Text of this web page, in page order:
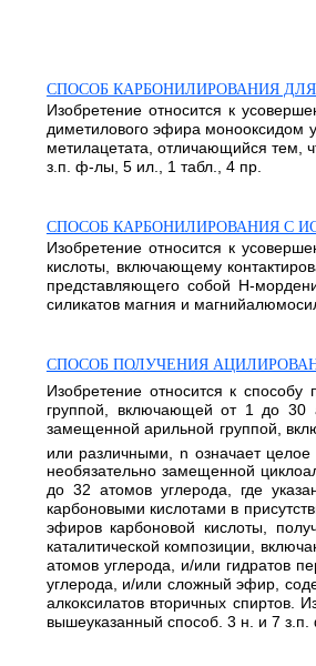
СПОСОБ КАРБОНИЛИРОВАНИЯ
Изобретение относится к
диметилового эфира монооксидом
метилацетата, отличающийся тем,
з.п. ф-лы, 5 ил., 1 табл., 4 пр.
СПОСОБ КАРБОНИЛИРОВАНИЯ С
Изобретение относится к
кислоты, включающему
представляющего собой Н-
силикатов магния и
СПОСОБ ПОЛУЧЕНИЯ
Изобретение относится к
группой, включающей от 1 до 30
замещенной арильной группой,
или различными, n означает
необязательно замещенной
до 32 атомов углерода, где
карбоновыми кислотами в
эфиров карбоновой кислоты,
каталитической композиции,
атомов углерода, и/или гидратов
углерода, и/или сложный эфир,
алкоксилатов вторичных спиртов.
вышеуказанный способ. 3 н. и 7